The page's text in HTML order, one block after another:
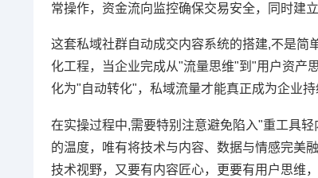
常操作，资金流向监控确保交易安全，同时建
这套私域社群自动成交内容系统的搭建,不是简
化工程，当企业完成从"流量思维"到"用户资产
化为"自动转化"，私域流量才能真正成为企业持
在实操过程中,需要特别注意避免陷入"重工具
的温度，唯有将技术与内容、数据与情感完美
技术视野，又要有内容匠心，更要有用户思维